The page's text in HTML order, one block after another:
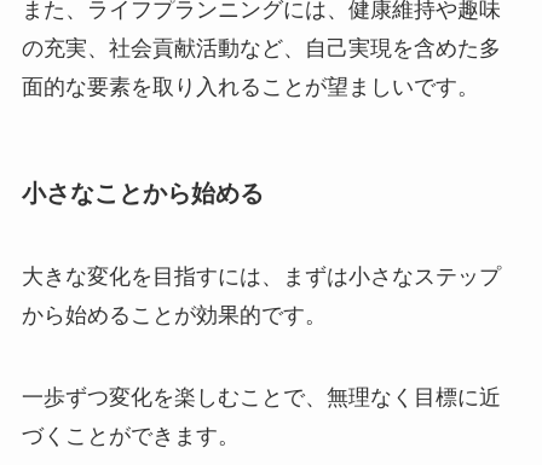
また、ライフプランニングには、健康維持や趣味
の充実、社会貢献活動など、自己実現を含めた多
面的な要素を取り入れることが望ましいです​。
小さなことから始める
大きな変化を目指すには、まずは小さなステップ
から始めることが効果的です。
一歩ずつ変化を楽しむことで、無理なく目標に近
づくことができます。